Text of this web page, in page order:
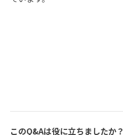
このQ&Aは役に立ちましたか？